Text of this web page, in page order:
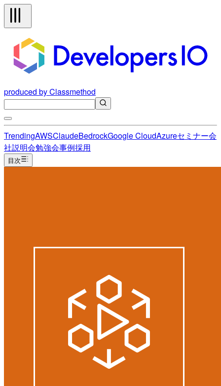
produced by Classmethod
TrendingAWSClaudeBedrockGoogle CloudAzureセミナー会
社説明会勉強会事例採用
目次